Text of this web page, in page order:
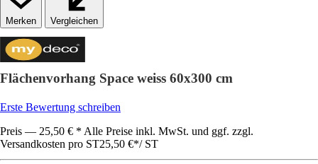
Vergleichen
Flächenvorhang Space weiss 60x300 cm
Erste Bewertung schreiben
Preis — 25,50 € * Alle Preise inkl. MwSt. und ggf. zzgl.
Versandkosten pro ST25,50 €*/ ST